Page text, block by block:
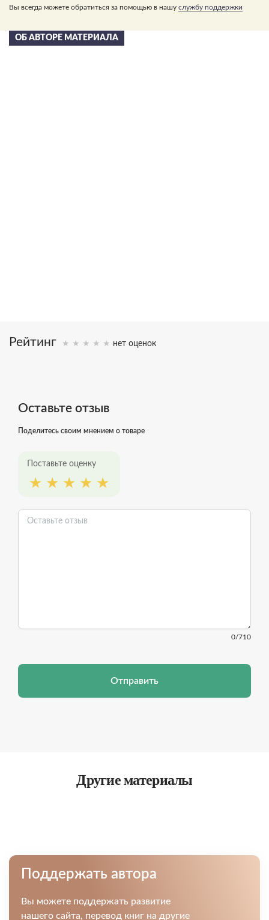
Вы всегда можете обратиться за помощью в нашу службу поддержки
ОБ АВТОРЕ МАТЕРИАЛА
Рейтинг нет оценок
Оставьте отзыв
Поделитесь своим мнением о товаре
Поставьте оценку
0/710
Отправить
Другие материалы
Поддержать автора
Вы можете поддержать развитие
нашего сайта, перевод книг на другие